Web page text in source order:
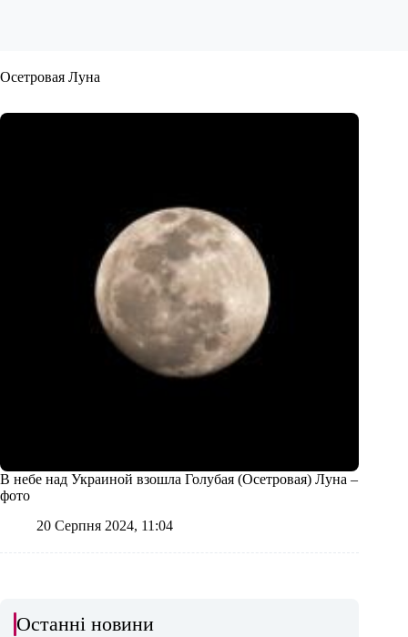
Осетровая Луна
В небе над Украиной взошла Голубая (Осетровая) Луна –
фото
20 Серпня 2024, 11:04
Останні новини